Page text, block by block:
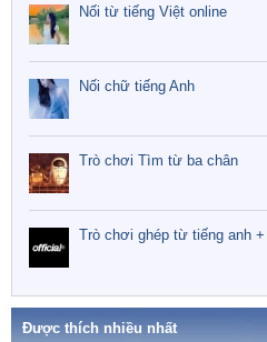
Nối từ tiếng Việt online
Nối chữ tiếng Anh
Trò chơi Tìm từ ba chân
Trò chơi ghép từ tiếng anh
Được thích nhiều nhất